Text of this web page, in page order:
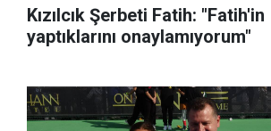
Kızılcık Şerbeti Fatih: "Fatih'in
yaptıklarını onaylamıyorum"